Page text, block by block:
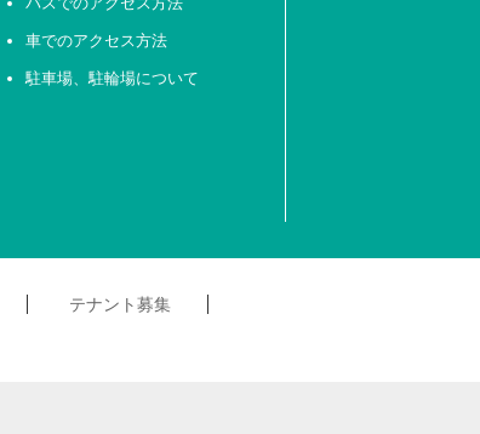
車でのアクセス方法
駐車場、駐輪場について
テナント募集